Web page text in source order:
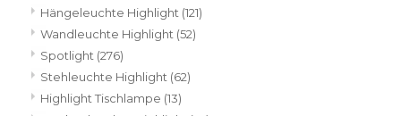
Hängeleuchte Highlight (121)
Wandleuchte Highlight (52)
Spotlight (276)
Stehleuchte Highlight (62)
Highlight Tischlampe (13)